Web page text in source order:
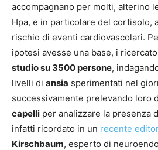
accompagnano per molti, alterino
Hpa, e in particolare del cortisolo,
rischio di eventi cardiovascolari.
ipotesi avesse una base, i
studio su 3500 persone,
livelli di ansia sperimentati nel
successivamente prelevando loro
capelli per analizzare la presenza
infatti ricordato in un recente
Kirschbaum, esperto di